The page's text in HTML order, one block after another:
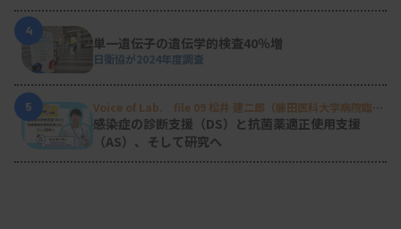
4
単一遺伝子の遺伝学的検査40％増
日衛協が2024年度調査
5
Voice of Lab. file 09 松井 建二郎（藤田医科大学病院臨床
検査部微生物遺伝子検査室）
感染症の診断支援（DS）と抗菌薬適正使用支援
（AS）、そして研究へ